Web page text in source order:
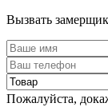
Вызвать
Пожалуйста,